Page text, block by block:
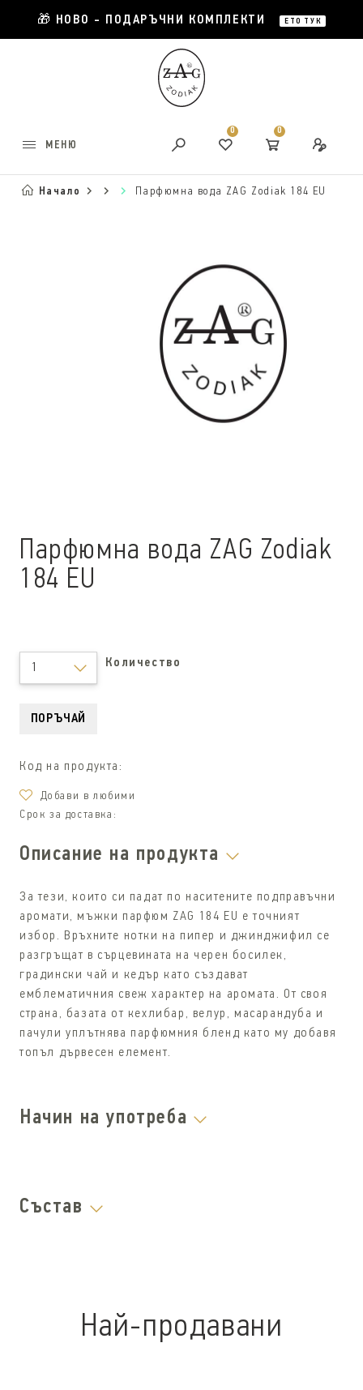
🎁 НОВО - ПОДАРЪЧНИ КОМПЛЕКТИ ЕТО ТУК
МЕНЮ
0 0
Начало Парфюмна вода ZAG Zodiak 184 EU
Парфюмна вода ZAG Zodiak
184 EU
1 Количество
ПОРЪЧАЙ
Код на продукта:
Дoбави в любими
Срок за доставка:
Описание на продукта
За тези, които си падат по наситените подправъчни
аромати, мъжки парфюм ZAG 184 EU е точният
избор. Връхните нотки на пипер и джинджифил се
разгръщат в сърцевината на черен босилек,
градински чай и кедър като създават
емблематичния свеж характер на аромата. От своя
страна, базата от кехлибар, велур, масарандуба и
пачули уплътнява парфюмния бленд като му добавя
топъл дървесен елемент.
Начин на употреба
Състав
Най-продавани